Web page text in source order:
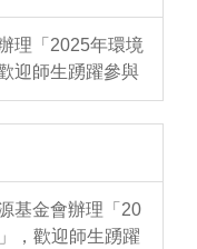
理「2025年環境
迎師生踴躍參與
基金會辦理「20
，歡迎師生踴躍